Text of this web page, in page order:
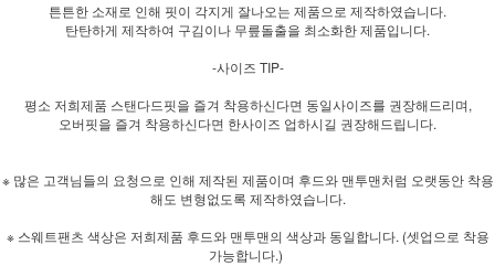
튼튼한 소재로 인해 핏이 각지게 잘나오는 제품으로 제작하였습니다.
탄탄하게 제작하여 구김이나 무릎돌출을 최소화한 제품입니다.
-사이즈 TIP-
평소 저희제품 스탠다드핏을 즐겨 착용하신다면 동일사이즈를 권장해드리며,
오버핏을 즐겨 착용하신다면 한사이즈 업하시길 권장해드립니다.
※ 많은 고객님들의 요청으로 인해 제작된 제품이며 후드와 맨투맨처럼 오랫동안 착용
해도 변형없도록 제작하였습니다.
※ 스웨트팬츠 색상은 저희제품 후드와 맨투맨의 색상과 동일합니다. (셋업으로 착용
가능합니다.)